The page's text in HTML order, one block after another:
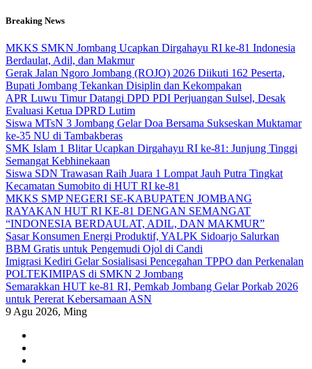
Skip
content
Breaking News
MKKS SMKN Jombang Ucapkan Dirgahayu RI ke-81 Indonesia
Berdaulat, Adil, dan Makmur
Gerak Jalan Ngoro Jombang (ROJO) 2026 Diikuti 162 Peserta,
Bupati Jombang Tekankan Disiplin dan Kekompakan
APR Luwu Timur Datangi DPD PDI Perjuangan Sulsel, Desak
Evaluasi Ketua DPRD Lutim
Siswa MTsN 3 Jombang Gelar Doa Bersama Sukseskan Muktamar
ke-35 NU di Tambakberas
SMK Islam 1 Blitar Ucapkan Dirgahayu RI ke-81: Junjung Tinggi
Semangat Kebhinekaan
Siswa SDN Trawasan Raih Juara 1 Lompat Jauh Putra Tingkat
Kecamatan Sumobito di HUT RI ke-81
MKKS SMP NEGERI SE-KABUPATEN JOMBANG
RAYAKAN HUT RI KE-81 DENGAN SEMANGAT
“INDONESIA BERDAULAT, ADIL, DAN MAKMUR”
Sasar Konsumen Energi Produktif, YALPK Sidoarjo Salurkan
BBM Gratis untuk Pengemudi Ojol di Candi
Imigrasi Kediri Gelar Sosialisasi Pencegahan TPPO dan Perkenalan
POLTEKIMIPAS di SMKN 2 Jombang
Semarakkan HUT ke-81 RI, Pemkab Jombang Gelar Porkab 2026
untuk Pererat Kebersamaan ASN
9 Agu 2026, Ming